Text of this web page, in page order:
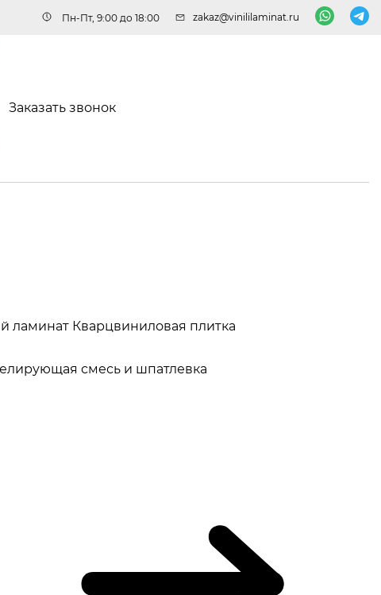
Пн-Пт, 9:00 до 18:00 zakaz@vinililaminat.ru
Заказать звонок
ламинат Кварцвиниловая плитка
смесь и шпатлевка